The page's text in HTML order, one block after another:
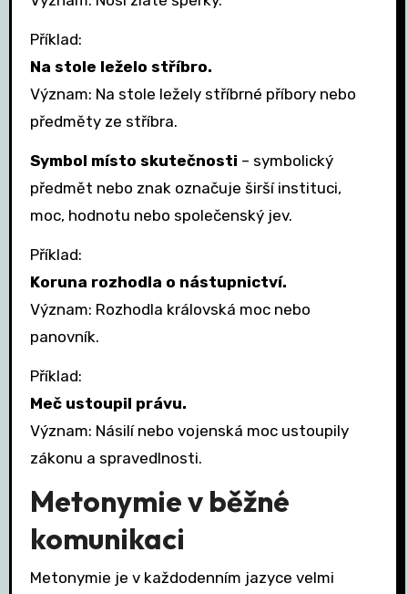
Příklad:
Na stole leželo stříbro.
Význam: Na stole ležely stříbrné příbory nebo
předměty ze stříbra.
Symbol místo skutečnosti – symbolický
předmět nebo znak označuje širší instituci,
moc, hodnotu nebo společenský jev.
Příklad:
Koruna rozhodla o nástupnictví.
Význam: Rozhodla královská moc nebo
panovník.
Příklad:
Meč ustoupil právu.
Význam: Násilí nebo vojenská moc ustoupily
zákonu a spravedlnosti.
Metonymie v běžné
komunikaci
Metonymie je v každodenním jazyce velmi